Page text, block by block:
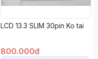
LCD 13.3 SLIM 30pin Ko tai
800.000đ